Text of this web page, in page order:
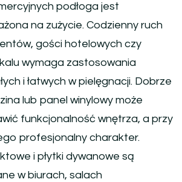
podłoga jest
na zużycie. Codzienny ruch
gości hotelowych czy
wymaga zastosowania
i łatwych w pielęgnacji. Dobrze
lub panel winylowy może
funkcjonalność wnętrza, a przy
profesjonalny charakter.
i płytki dywanowe są
w biurach, salach